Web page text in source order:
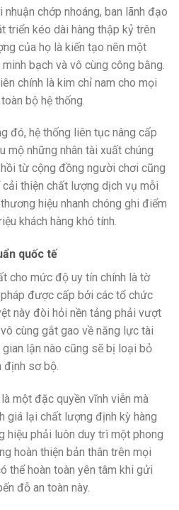
chớp nhoáng, ban lãnh đạo
triển kéo dài hàng thập kỷ trên
của họ là kiến tạo nên một
bạch và vô cùng công bằng.
chính là kim chỉ nam cho mọi
bộ hệ thống.
đó, hệ thống liên tục nâng cấp
mộ những nhân tài xuất chúng
từ cộng đồng người chơi cũng
thiện chất lượng dịch vụ mỗi
hiệu nhanh chóng ghi điểm
khách hàng khó tính.
quốc tế
cho mức độ uy tín chính là tờ
được cấp bởi các tổ chức
này đòi hỏi nền tảng phải vượt
cùng gắt gao về năng lực tài
lận nào cũng sẽ bị loại bỏ
định sơ bộ.
một đặc quyền vĩnh viễn mà
giá lại chất lượng định kỳ hàng
hiệu phải luôn duy trì một phong
hoàn thiện bản thân trên mọi
thể hoàn toàn yên tâm khi gửi
đỗ an toàn này.